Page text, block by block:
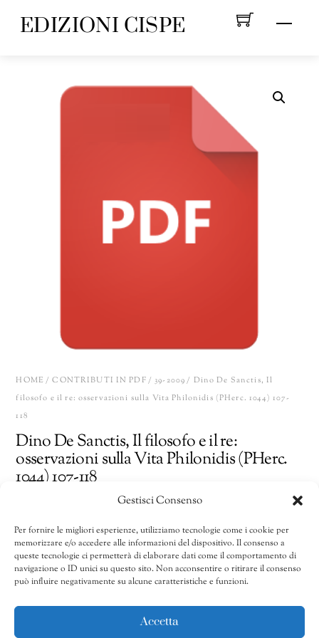
Gestisci Consenso
Per fornire le migliori esperienze, utilizziamo tecnologie come i cookie per
memorizzare e/o accedere alle informazioni del dispositivo. Il consenso a
queste tecnologie ci permetterà di elaborare dati come il comportamento di
navigazione o ID unici su questo sito. Non acconsentire o ritirare il consenso
può influire negativamente su alcune caratteristiche e funzioni.
Accetta
Menu
EDIZIONI CISPE
HOME /CONTRIBUTI IN PDF/39-2009/ Dino De Sanctis, Il
filosofo e il re: osservazioni sulla Vita Philonidis (PHerc. 1044) 107-
118
Dino De Sanctis, Il filosofo e il re:
osservazioni sulla Vita Philonidis (PHerc.
1044) 107-118
Dino
De
Sanctis,
Il
AGGIUNGI AL CARRELLO Share
CATEGORIE:32/2002-40/2010,39-2009,Contributi in pdf